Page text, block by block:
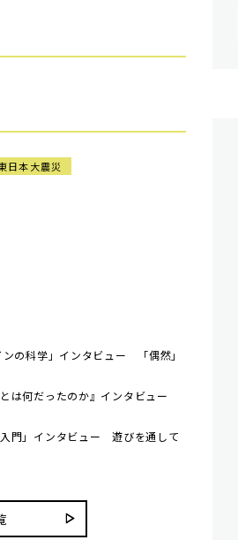
日本大震災
の科学」インタビュー 「偶然」
は何だったのか』インタビュー
門」インタビュー 遊びを通して